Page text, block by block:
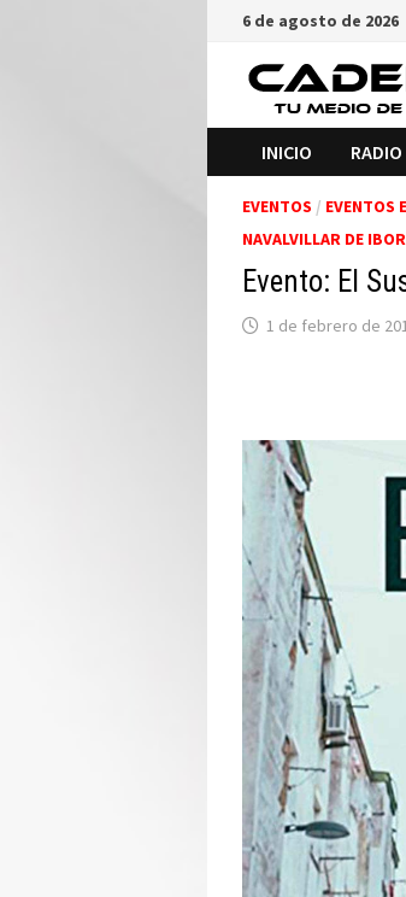
Saltar
contenido
6 de agosto de 2026
INICIO RADIO
EVENTOS / EVENTOS
NAVALVILLAR DE
Evento: El
1 de febrero de